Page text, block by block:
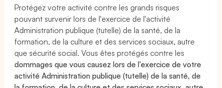
Protégez votre activité contre les grands risques
pouvant survenir lors de l'exercice de l'activité
Administration publique (tutelle) de la santé, de la
formation, de la culture et des services sociaux, autre
que sécurité social. Vous êtes protégés contre les
dommages que vous causez lors de l'exercice de votre
activité Administration publique (tutelle) de la santé, de